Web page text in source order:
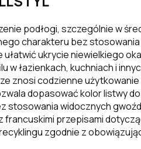
podłogi, szczególnie w
charakteru bez
ułatwić ukrycie niewielkiego
w łazienkach, kuchniach i
znosi codzienne
dopasować kolor listwy
stosowania widocznych
francuskimi przepisami
recyklingu zgodnie z